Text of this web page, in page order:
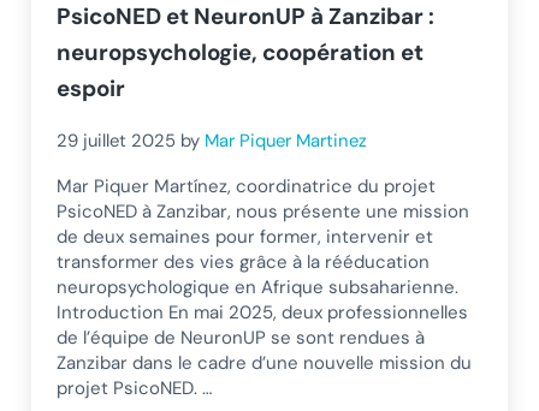
PsicoNED et NeuronUP à Zanzibar :
neuropsychologie, coopération et
espoir
29 juillet 2025 by Mar Piquer Martinez
Mar Piquer Martínez, coordinatrice du projet
PsicoNED à Zanzibar, nous présente une mission
de deux semaines pour former, intervenir et
transformer des vies grâce à la rééducation
neuropsychologique en Afrique subsaharienne.
Introduction En mai 2025, deux professionnelles
de l’équipe de NeuronUP se sont rendues à
Zanzibar dans le cadre d’une nouvelle mission du
projet PsicoNED. …